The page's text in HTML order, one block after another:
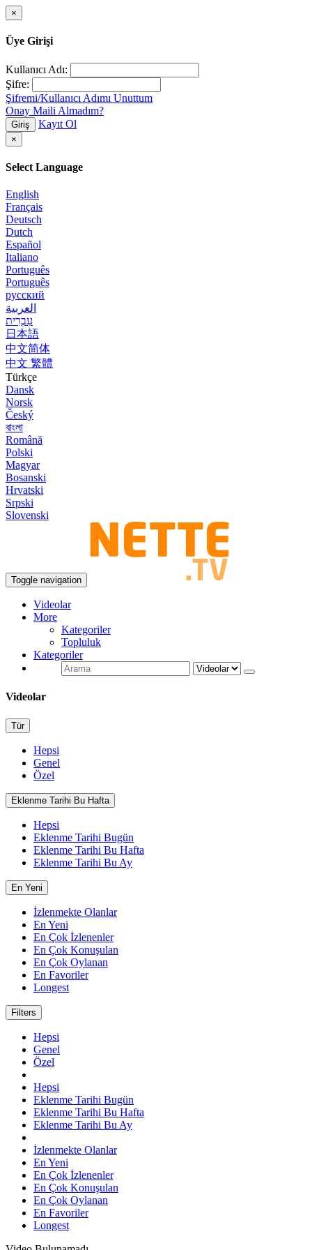
×
Üye Girişi
Kullanıcı Adı:
Şifre:
Şifremi/Kullanıcı Adımı Unuttum
Onay Maili Almadım?
Giriş Kayıt Ol
×
Select Language
English
Français
Deutsch
Dutch
Español
Italiano
Português
Português
русский
العربية
עִבְרִית
日本語
中文简体
中文 繁體
Türkçe
Dansk
Norsk
Český
বাংলা
Română
Polski
Magyar
Bosanski
Hrvatski
Srpski
Slovenski
Toggle navigation
Videolar
More
Kategoriler
Topluluk
Kategoriler
Videolar
Tür
Hepsi
Genel
Özel
Eklenme Tarihi Bu Hafta
Hepsi
Eklenme Tarihi Bugün
Eklenme Tarihi Bu Hafta
Eklenme Tarihi Bu Ay
En Yeni
İzlenmekte Olanlar
En Yeni
En Çok İzlenenler
En Çok Konuşulan
En Çok Oylanan
En Favoriler
Longest
Filters
Hepsi
Genel
Özel
Hepsi
Eklenme Tarihi Bugün
Eklenme Tarihi Bu Hafta
Eklenme Tarihi Bu Ay
İzlenmekte Olanlar
En Yeni
En Çok İzlenenler
En Çok Konuşulan
En Çok Oylanan
En Favoriler
Longest